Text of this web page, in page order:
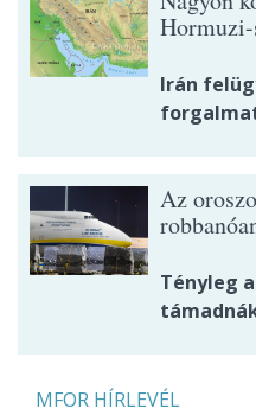
Irán
Az
Tényleg
MFOR HÍRLEVÉL